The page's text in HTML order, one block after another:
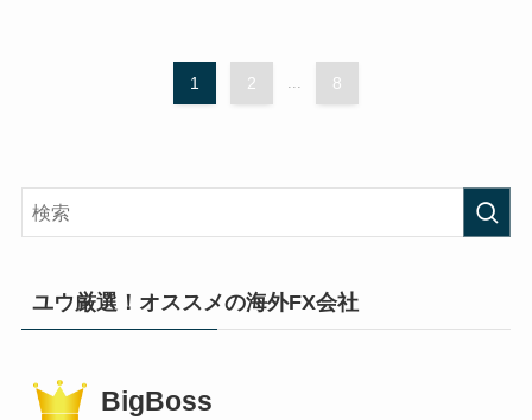
1 2 8
ユウ厳選！オススメの海外FX会社
BigBoss